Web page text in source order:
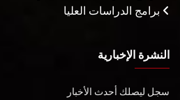
برامج الدراسات العليا
النشرة الإخبارية
سجل ليصلك أحدث الأخبار